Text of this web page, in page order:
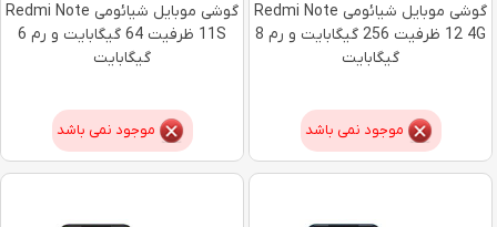
گوشی موبایل شیائومی Redmi Note
12 4G ظرفیت 256 گیگابایت و رم 8
گیگابایت
موجود نمی باشد
گوشی موبایل شیائومی Redmi Note
11S ظرفیت 64 گیگابایت و رم 6
گیگابایت
موجود نمی باشد